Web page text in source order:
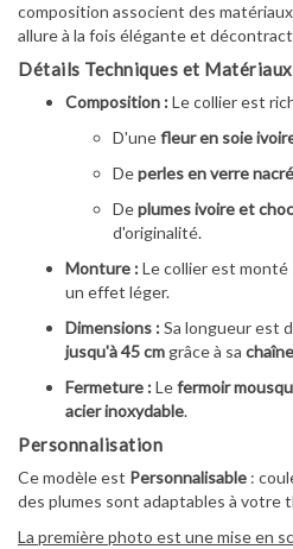
composition associent des
allure à la fois élégante et
Détails Techniques et Matériaux
Composition :Le collier est
D'unefleur en soie
Deperles en verre
Deplumes ivoire et
d'originalité.
Monture :Le collier est monté
un effet léger.
Dimensions :Sa longueur est
jusqu'à 45 cm grâce à sa
Fermeture :Lefermoir
acier inoxydable.
Personnalisation
Ce modèle est Personnalisable :
des plumes sont adaptables à votre
La première photo est une mise en